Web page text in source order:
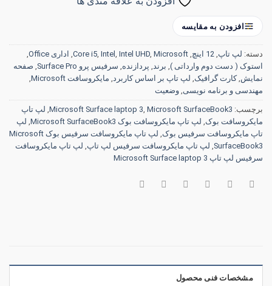
افزودن به مقایسه
دسته: لپ تاپ, 12 اینچ ,
Core i5, Intel , Intel UHD, Microsoft
, اداری Office
,
استوک ( دست دوم وارداتی ), برند, پردازنده, سرفیس پرو Surface Pro , صفحه
نمایش,کارت گرافیک, لپ تاپ بر اساس کاربرد, مایکروسافت Microsoft
,
مهندسی و برنامه نویسی, وضعیت
برچسب: Microsoft Surface laptop 3, Microsoft SurfaceBook3
, لپ تاپ
مایکروسافت بوک, لپ تاپ مایکروسافت بوک Microsoft SurfaceBook3 , لپ
تاپ مایکروسافت سرفیس بوک,
لپ تاپ مایکروسافت سرفیس بوک Microsoft
SurfaceBook3
, لپ تاپ مایکروسافت سرفیس لپ تاپ, لپ تاپ مایکروسافت
سرفیس لپ تاپ Microsoft Surface laptop 3
مشخصات فنی محصول